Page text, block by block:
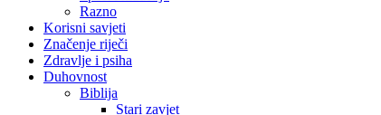
Razno
Korisni savjeti
Značenje riječi
Zdravlje i psiha
Duhovnost
Biblija
Stari zavjet